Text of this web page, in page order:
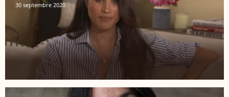
30 septembre 2020